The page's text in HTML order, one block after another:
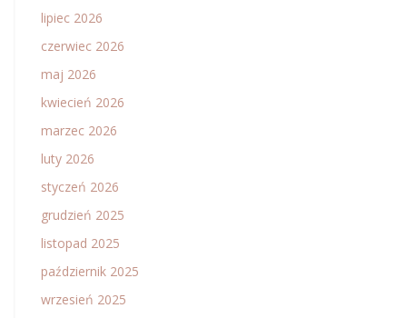
lipiec 2026
czerwiec 2026
maj 2026
kwiecień 2026
marzec 2026
luty 2026
styczeń 2026
grudzień 2025
listopad 2025
październik 2025
wrzesień 2025